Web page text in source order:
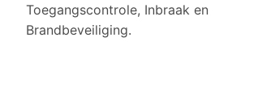
Toegangscontrole, Inbraak en
Brandbeveiliging.